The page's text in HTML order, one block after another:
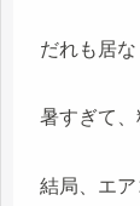
だれも居な
暑すぎて、
結局、エ